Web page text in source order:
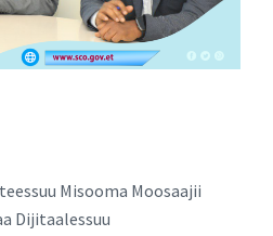
Misooma Moosaajii
Dijitaalessuu